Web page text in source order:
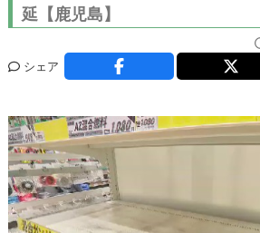
延【鹿児島】
シェア